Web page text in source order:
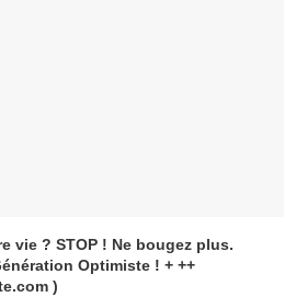
vie ? STOP ! Ne bougez plus.
Optimiste ! + ++
)